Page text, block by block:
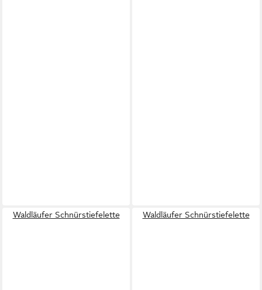
Waldläufer Schnürstiefelette Waldläufer Schnürstiefelette